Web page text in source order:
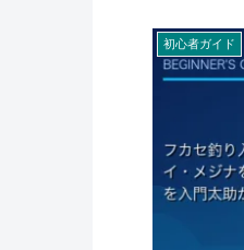
初心者ガイド